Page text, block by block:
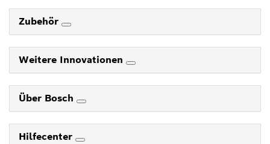
Zubehör
Weitere Innovationen
Über Bosch
Hilfecenter